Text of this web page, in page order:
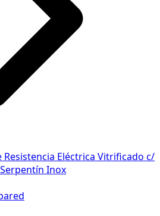
Resistencia Eléctrica Vitrificado c/
Inox